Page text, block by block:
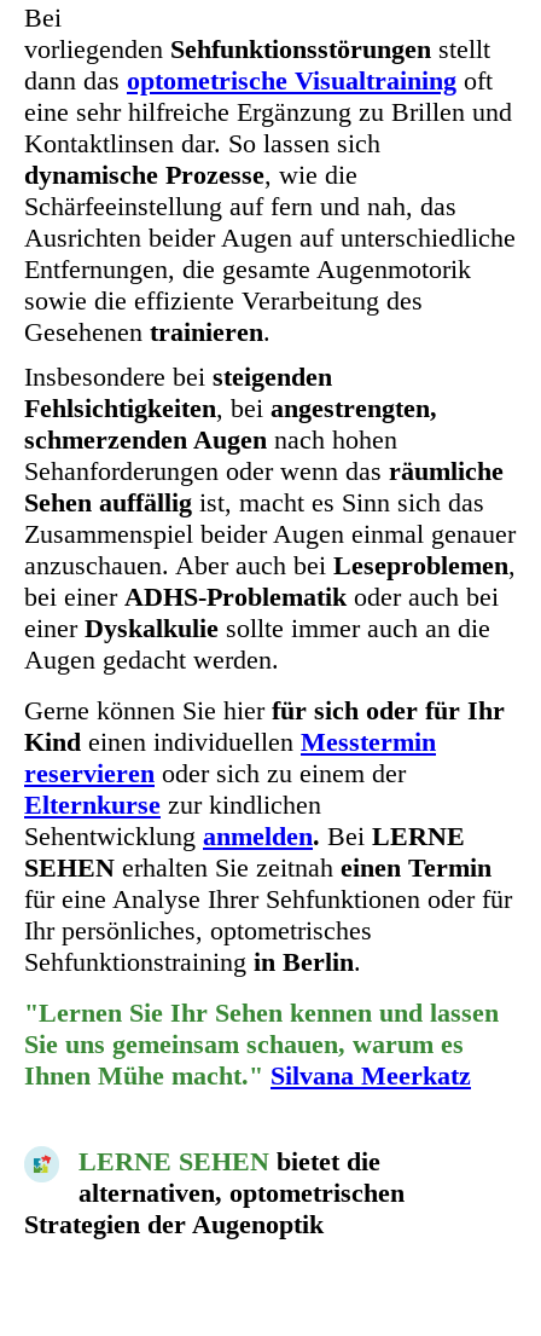
Bei
vorliegenden Sehfunktionsstörungen stellt
dann das optometrische Visualtraining oft
eine sehr hilfreiche Ergänzung zu Brillen und
Kontaktlinsen dar. So lassen sich
dynamische Prozesse, wie die
Schärfeeinstellung auf fern und nah, das
Ausrichten beider Augen auf unterschiedliche
Entfernungen, die gesamte Augenmotorik
sowie die effiziente Verarbeitung des
Gesehenen trainieren.
Insbesondere bei steigenden
Fehlsichtigkeiten, bei angestrengten,
schmerzenden Augen nach hohen
Sehanforderungen oder wenn das räumliche
Sehen auffällig ist, macht es Sinn sich das
Zusammenspiel beider Augen einmal genauer
anzuschauen. Aber auch bei Leseproblemen,
bei einer ADHS-Problematik oder auch bei
einer Dyskalkulie sollte immer auch an die
Augen gedacht werden.
Gerne können Sie hier für sich oder für Ihr
Kind einen individuellen Messtermin
reservieren oder sich zu einem der
Elternkurse zur kindlichen
Sehentwicklung anmelden. Bei LERNE
SEHEN erhalten Sie zeitnah einen Termin
für eine Analyse Ihrer Sehfunktionen oder für
Ihr persönliches, optometrisches
Sehfunktionstraining in Berlin.
"Lernen Sie Ihr Sehen kennen und lassen
Sie uns gemeinsam schauen, warum es
Ihnen Mühe macht." Silvana Meerkatz
LERNE SEHEN bietet die
alternativen, optometrischen
Strategien der Augenoptik